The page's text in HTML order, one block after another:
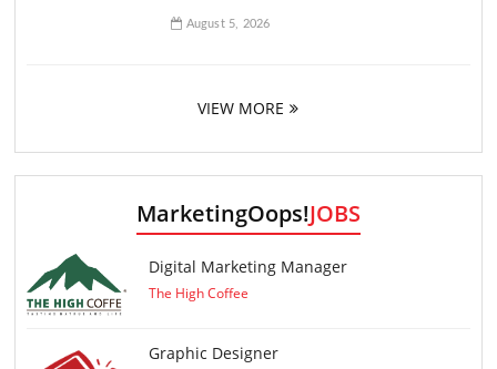
August 5, 2026
VIEW MORE
MarketingOops!JOBS
Digital Marketing Manager
The High Coffee
Graphic Designer